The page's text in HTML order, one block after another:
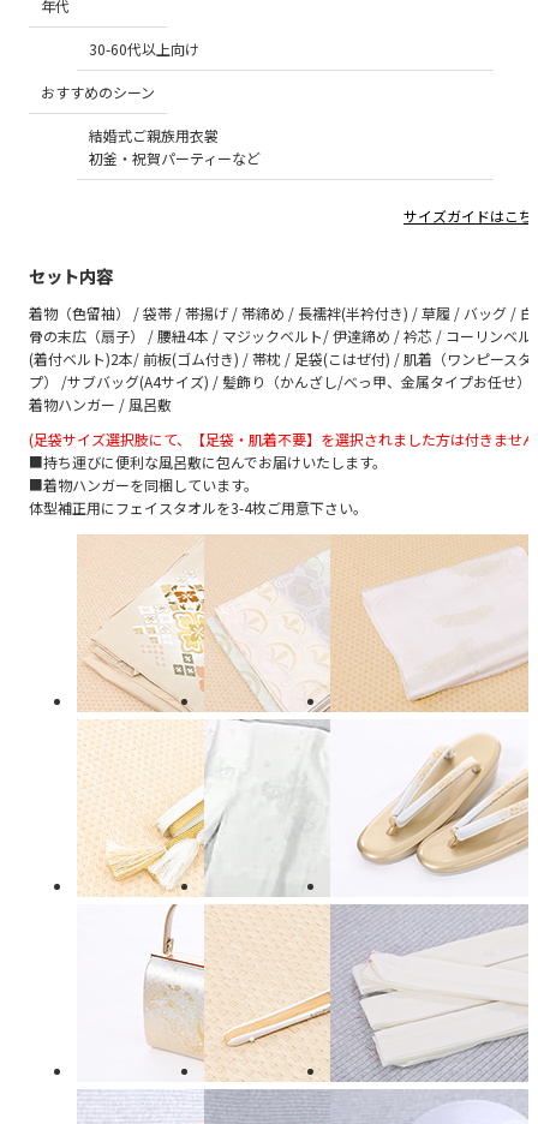
年代
30-60代以上向け
おすすめのシーン
結婚式ご親族用衣裳
初釜・祝賀パーティーなど
サイズガイドはこち
セット内容
着物（色留袖） / 袋帯 / 帯揚げ / 帯締め / 長襦袢(半衿付き) / 草履 / バッグ / 白
骨の末広（扇子） / 腰紐4本 / マジックベルト/ 伊達締め / 衿芯 / コーリンベル
(着付ベルト)2本/ 前板(ゴム付き) / 帯枕 / 足袋(こはぜ付) / 肌着（ワンピースタ
プ） /サブバッグ(A4サイズ) / 髪飾り（かんざし/べっ甲、金属タイプお任せ）/
着物ハンガー / 風呂敷
(足袋サイズ選択肢にて、【足袋・肌着不要】を選択されました方は付きませ
■持ち運びに便利な風呂敷に包んでお届けいたします。
■着物ハンガーを同梱しています。
体型補正用にフェイスタオルを3-4枚ご用意下さい。